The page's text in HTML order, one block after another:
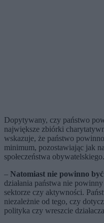
Dopytywany, czy państwo
największe zbiórki
wskazuje, że państwo
minimum, pozostawiając jak
społeczeństwa obywatelskiego.
– Natomiast nie powinno być
działania państwa nie
sektorze czy aktywności.
niezależnie od tego, czy
polityka czy wreszcie